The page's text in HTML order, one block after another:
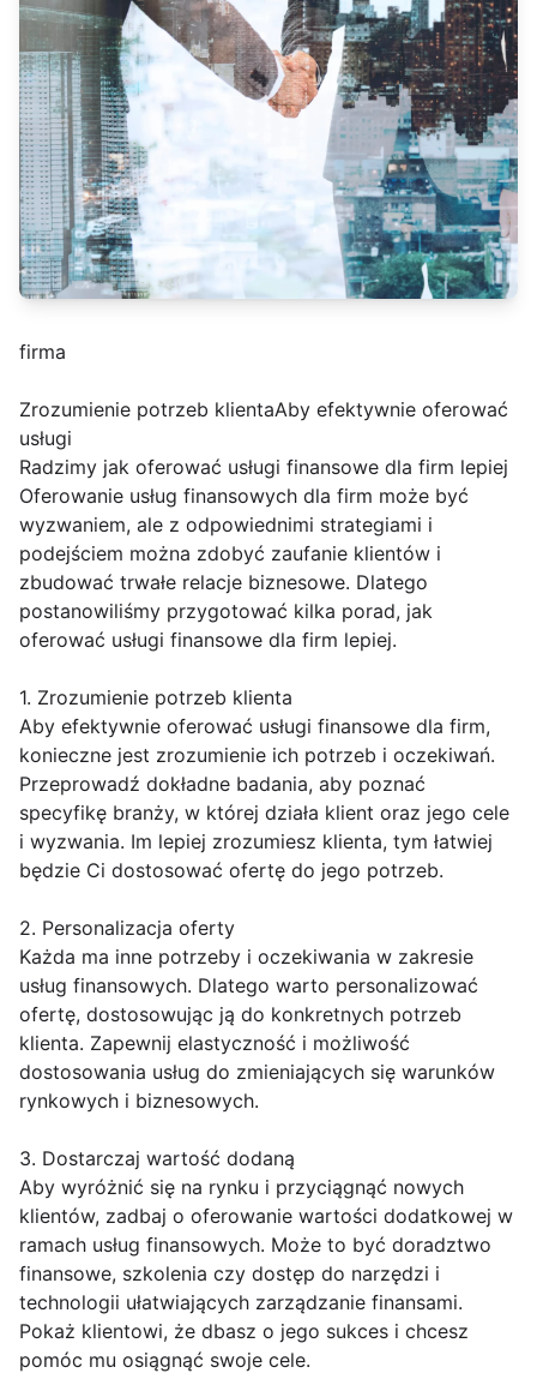
firma
Zrozumienie potrzeb klientaAby efektywnie oferować
usługi
Radzimy jak oferować usługi finansowe dla firm lepiej
Oferowanie usług finansowych dla firm może być
wyzwaniem, ale z odpowiednimi strategiami i
podejściem można zdobyć zaufanie klientów i
zbudować trwałe relacje biznesowe. Dlatego
postanowiliśmy przygotować kilka porad, jak
oferować usługi finansowe dla firm lepiej.
1. Zrozumienie potrzeb klienta
Aby efektywnie oferować usługi finansowe dla firm,
konieczne jest zrozumienie ich potrzeb i oczekiwań.
Przeprowadź dokładne badania, aby poznać
specyfikę branży, w której działa klient oraz jego cele
i wyzwania. Im lepiej zrozumiesz klienta, tym łatwiej
będzie Ci dostosować ofertę do jego potrzeb.
2. Personalizacja oferty
Każda ma inne potrzeby i oczekiwania w zakresie
usług finansowych. Dlatego warto personalizować
ofertę, dostosowując ją do konkretnych potrzeb
klienta. Zapewnij elastyczność i możliwość
dostosowania usług do zmieniających się warunków
rynkowych i biznesowych.
3. Dostarczaj wartość dodaną
Aby wyróżnić się na rynku i przyciągnąć nowych
klientów, zadbaj o oferowanie wartości dodatkowej w
ramach usług finansowych. Może to być doradztwo
finansowe, szkolenia czy dostęp do narzędzi i
technologii ułatwiających zarządzanie finansami.
Pokaż klientowi, że dbasz o jego sukces i chcesz
pomóc mu osiągnąć swoje cele.